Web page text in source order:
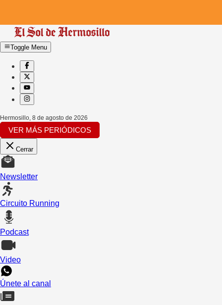
Toggle Menu
Hermosillo 8 de agosto de 2026
VER MÁS PERIÓDICOS
Cerrar
Newsletter
Circuito Running
Podcast
Video
Únete al canal